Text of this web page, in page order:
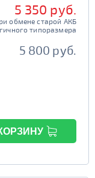
5 350 руб.
обмене старой АКБ
типоразмера
5 800 руб.